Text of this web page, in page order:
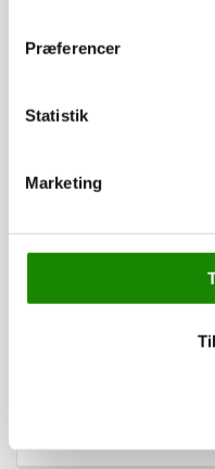
Præferencer
Statistik
Marketing
3525492204
cm blå
Listepris 6,50 kr
5,63 kr inkl. moms